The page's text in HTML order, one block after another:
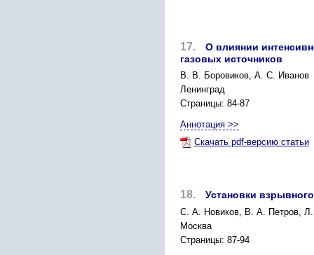
17.
О влиянии
газовых источников
В. В. Боровиков, А. С. Иванов
Ленинград
Страницы: 84-87
Аннотация >>
Скачать pdf-версию статьи
18. Установки
С. А. Новиков, В. А. Петров,
Москва
Страницы: 87-94